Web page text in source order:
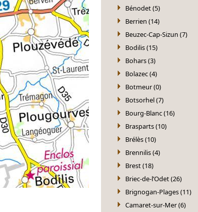
Bénodet (5)
Berrien (14)
Beuzec-Cap-Sizun (7)
Bodilis (15)
Bohars (3)
Bolazec (4)
Botmeur (0)
Botsorhel (7)
Bourg-Blanc (16)
Brasparts (10)
Brélès (10)
Brennilis (4)
Brest (18)
Briec-de-l’Odet (26)
Brignogan-Plages (11)
Camaret-sur-Mer (6)